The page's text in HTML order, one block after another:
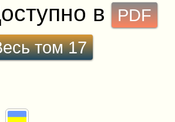
в
PDF
том 17